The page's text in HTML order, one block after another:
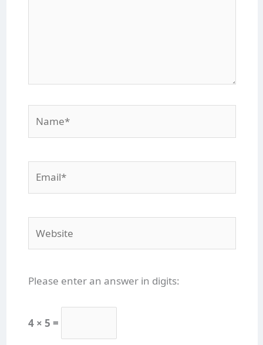
Please enter an answer in digits:
4 × 5 =